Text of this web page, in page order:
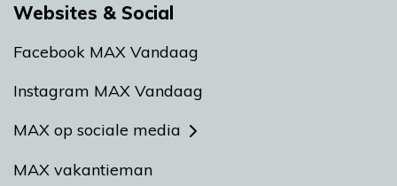
Websites & Social
Facebook MAX Vandaag
Instagram MAX Vandaag
MAX op sociale media
MAX vakantieman